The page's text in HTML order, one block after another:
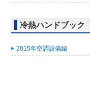
冷熱ハンドブック
2015年空調設備編